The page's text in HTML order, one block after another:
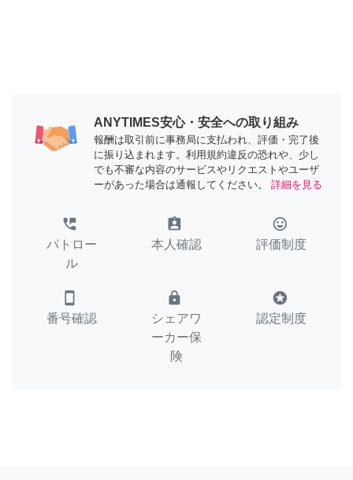
ANYTIMES安心・安全への取り組み
報酬は取引前に事務局に支払われ、評価・完了後
に振り込まれます。利用規約違反の恐れや、少し
でも不審な内容のサービスやリクエストやユーザ
ーがあった場合は通報してください。
詳細を見る
perm_phone_msg
パトロー
ル
assignment_ind
本人確認
tag_faces
評価制度
smartphone
番号確認
lock
シェアワ
ーカー保
険
stars
認定制度